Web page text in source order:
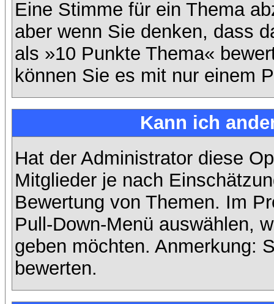
Eine Stimme für ein Thema
aber wenn Sie denken, dass
als »10 Punkte Thema«
können Sie es mit nur einem
Kann ich
Hat der Administrator diese
Mitglieder je nach
Bewertung von Themen. Im
Pull-Down-Menü auswählen,
geben möchten. Anmerkung:
bewerten.